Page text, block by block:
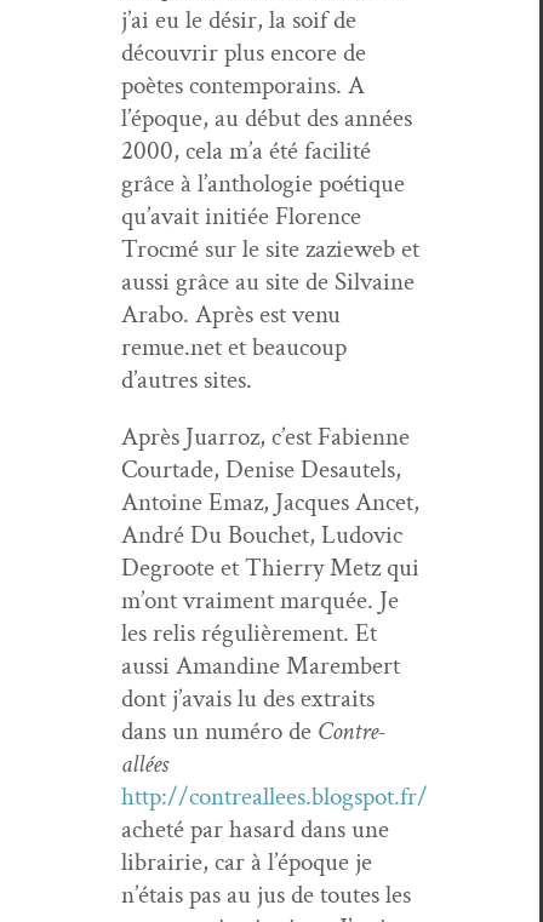
j’ai eu le désir, la soif de
décou­vrir plus encore de
poètes con­tem­po­rains. A
l’époque, au début des années
2000, cela m’a été facil­ité
grâce à l’anthologie poé­tique
qu’avait ini­tiée Flo­rence
Trocmé sur le site zazieweb et
aus­si grâce au site de Sil­vaine
Arabo. Après est venu
remue.net et beau­coup
d’autres sites.
Après Juar­roz, c’est Fabi­enne
Cour­tade, Denise Desau­tels,
Antoine Emaz, Jacques Ancet,
André Du Bouchet, Ludovic
Deg­roote et Thier­ry Metz qui
m’ont vrai­ment mar­quée. Je
les relis régulière­ment. Et
aus­si Aman­dine Marem­bert
dont j’avais lu des extraits
dans un numéro de Con­tre-
allées
http://contreallees.blogspot.fr/
acheté par hasard dans une
librairie, car à l’époque je
n’étais pas au jus de toutes les